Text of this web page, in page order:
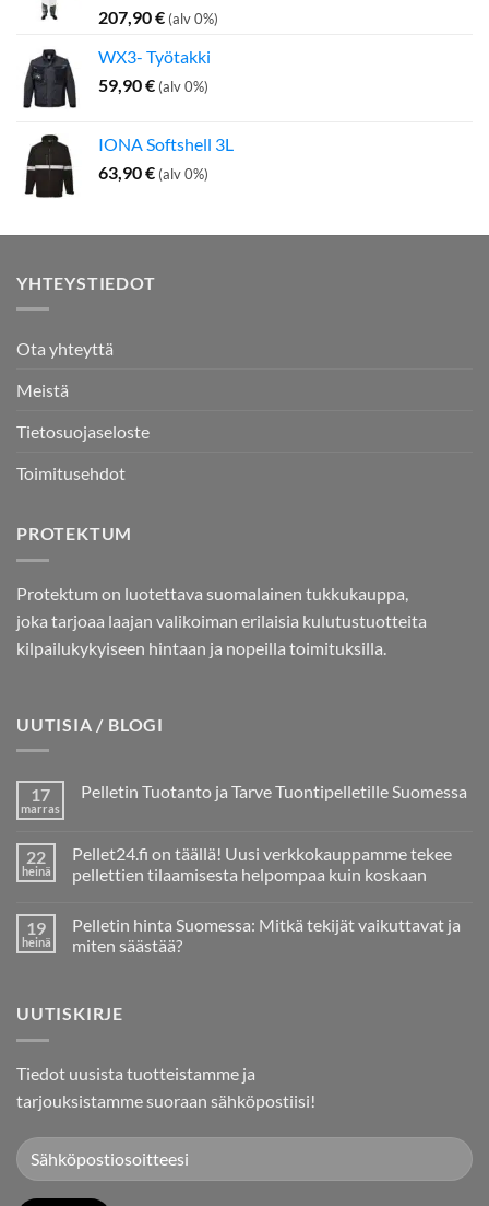
207,90€ (alv 0%)
WX3- Työtakki
59,90€ (alv 0%)
IONA Softshell 3L
63,90€ (alv 0%)
YHTEYSTIEDOT
Ota yhteyttä
Meistä
Tietosuojaseloste
Toimitusehdot
PROTEKTUM
Protektum on luotettava suomalainen tukkukauppa,
joka tarjoaa laajan valikoiman erilaisia kulutustuotteita
kilpailukykyiseen hintaan ja nopeilla toimituksilla.
UUTISIA / BLOGI
17
marras
Pelletin Tuotanto ja Tarve Tuontipelletille Suomessa
Pelletin
Tuotanto
ja
Suomessa
22
heinä
Pellet24.fi on täällä! Uusi verkkokauppamme tekee
pellettien tilaamisesta helpompaa kuin koskaan
artikkeliin
Pellet24.fi
on
tekee
pellettien
koskaan
19
heinä
Pelletin hinta Suomessa: Mitkä tekijät vaikuttavat ja
miten säästää?
Pelletin
hinta
tekijät
vaikuttavat
miten
UUTISKIRJE
Tiedot uusista tuotteistamme ja
tarjouksistamme suoraan sähköpostiisi!